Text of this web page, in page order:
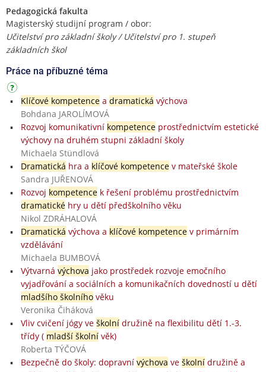
Pedagogická fakulta
Magisterský studijní program / obor:
Učitelství pro základní školy / Učitelství pro 1. stupeň
základních škol
Práce na příbuzné téma
Klíčové kompetencea dramatická výchova
Bohdana JAROLÍMOVÁ
Rozvoj komunikativní kompetenceprostřednictvím estetické
výchovy na druhém stupni základní školy
Michaela Stündlová
Dramatická hra a klíčové kompetencev mateřské škole
Sandra JUŘENOVÁ
Rozvoj kompetencek řešení problému prostřednictvím
dramatickéhry u dětí předškolního věku
Nikol ZDRÁHALOVÁ
Dramatická výchova a klíčové kompetencev primárním
vzdělávání
Michaela BUMBOVÁ
Výtvarná výchova jako prostředek rozvoje emočního
vyjadřování a sociálních a komunikačních dovedností u dětí
mladšího školníhověku
Veronika Čiháková
Vliv cvičení jógy ve školnídružině na flexibilitu dětí 1.-3.
třídy ( mladší školnívěk)
Roberta TÝČOVÁ
Bezpečně do školy: dopravní výchova ve školnídružině a